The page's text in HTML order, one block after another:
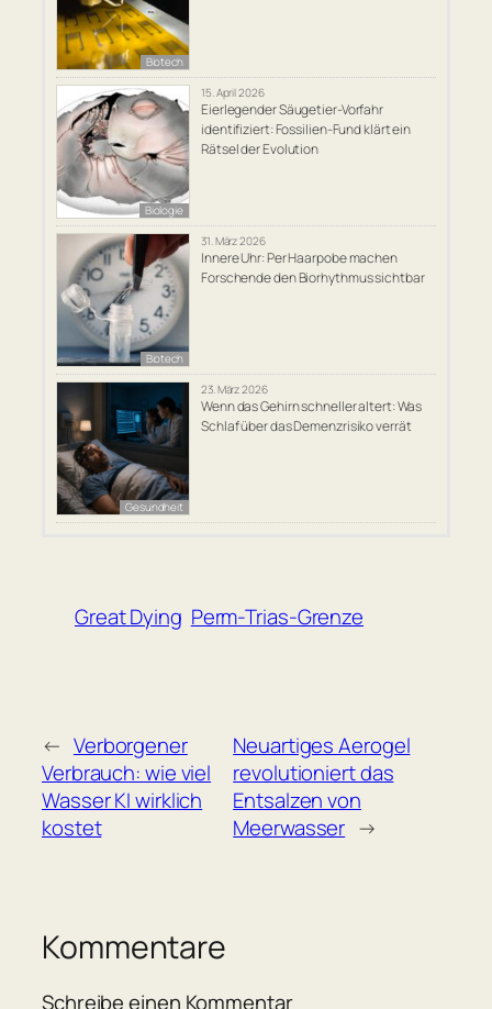
Biotech
Biologie
15. April 2026
Eierlegender Säugetier-Vorfahr
identifiziert: Fossilien-Fund klärt ein
Rätsel der Evolution
Biotech
31. März 2026
Innere Uhr: Per Haarpobe machen
Forschende den Biorhythmus sichtbar
Gesundheit
23. März 2026
Wenn das Gehirn schneller altert: Was
Schlaf über das Demenzrisiko verrät
Great Dying Perm-Trias-Grenze
← Verborgener
Verbrauch: wie viel
Wasser KI wirklich
kostet
Neuartiges Aerogel
revolutioniert das
Entsalzen von
Meerwasser →
Kommentare
Schreibe einen Kommentar